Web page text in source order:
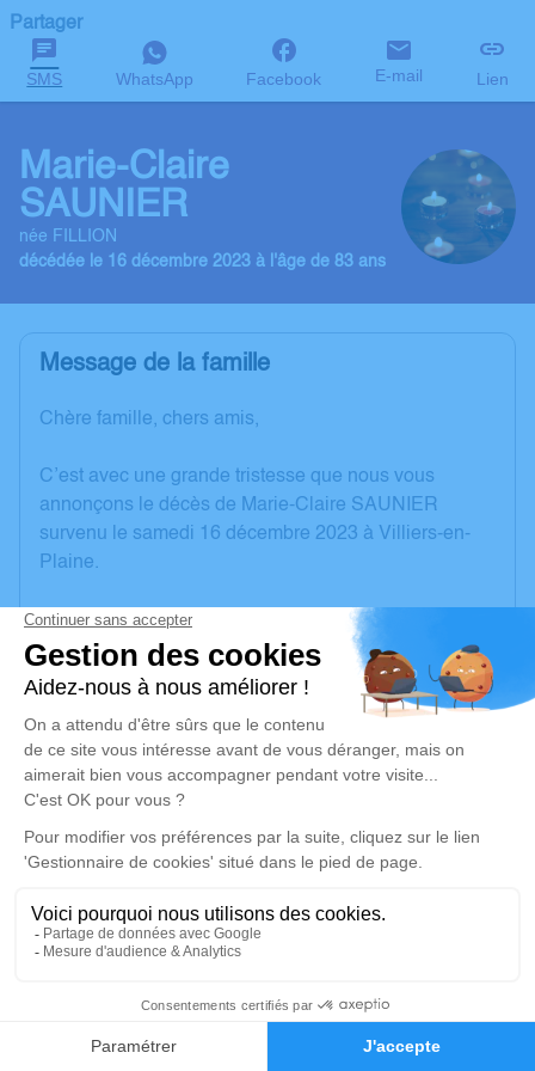
Faire-part Hommages
Partager
SMS WhatsApp Facebook E-mail Lien
Marie-Claire
SAUNIER
née FILLION
décédée le 16 décembre 2023 à l'âge de 83 ans
Message de la famille
Chère famille, chers amis,
C’est avec une grande tristesse que nous vous
annonçons le décès de Marie-Claire SAUNIER
survenu le samedi 16 décembre 2023 à Villiers-en-
Plaine.
Nous vous invitons à utiliser cet espace pour laisser
vos condoléances, partager des photos souvenirs,
une anecdote ou exprimer vos pensées à travers des
poèmes ou des textes. Cet endroit est un lieu
d'expression dédié à honorer la mémoire de Marie-
Je rends hommage
jeudi 21 décembre 2023 à 14h30
Église de Villiers-en-Plaine